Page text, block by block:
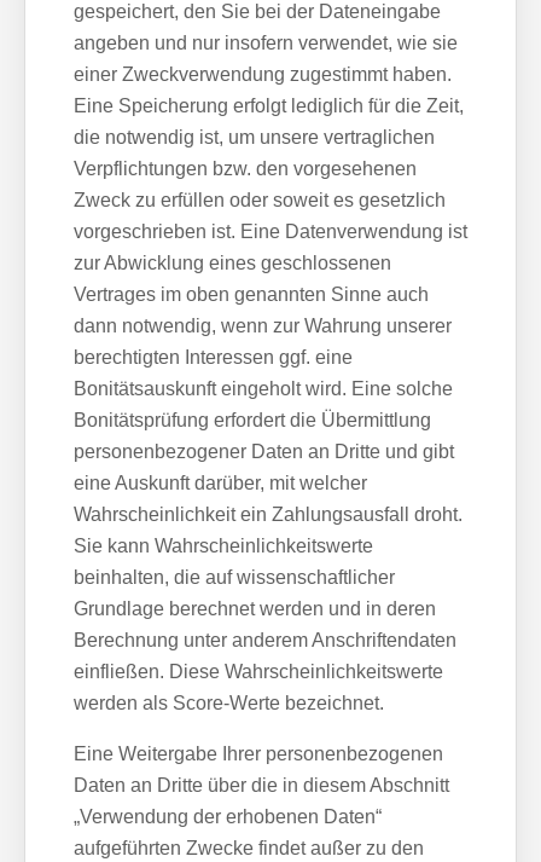
gespeichert, den Sie bei der Dateneingabe
angeben und nur insofern verwendet, wie sie
einer Zweckverwendung zugestimmt haben.
Eine Speicherung erfolgt lediglich für die Zeit,
die notwendig ist, um unsere vertraglichen
Verpflichtungen bzw. den vorgesehenen
Zweck zu erfüllen oder soweit es gesetzlich
vorgeschrieben ist. Eine Datenverwendung ist
zur Abwicklung eines geschlossenen
Vertrages im oben genannten Sinne auch
dann notwendig, wenn zur Wahrung unserer
berechtigten Interessen ggf. eine
Bonitätsauskunft eingeholt wird. Eine solche
Bonitätsprüfung erfordert die Übermittlung
personenbezogener Daten an Dritte und gibt
eine Auskunft darüber, mit welcher
Wahrscheinlichkeit ein Zahlungsausfall droht.
Sie kann Wahrscheinlichkeitswerte
beinhalten, die auf wissenschaftlicher
Grundlage berechnet werden und in deren
Berechnung unter anderem Anschriftendaten
einfließen. Diese Wahrscheinlichkeitswerte
werden als Score-Werte bezeichnet.
Eine Weitergabe Ihrer personenbezogenen
Daten an Dritte über die in diesem Abschnitt
„Verwendung der erhobenen Daten“
aufgeführten Zwecke findet außer zu den